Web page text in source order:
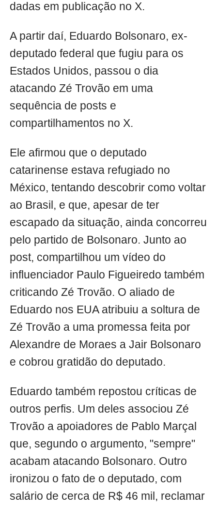
dadas em publicação no X.
A partir daí, Eduardo Bolsonaro, ex-
deputado federal que fugiu para os
Estados Unidos, passou o dia
atacando Zé Trovão em uma
sequência de posts e
compartilhamentos no X.
Ele afirmou que o deputado
catarinense estava refugiado no
México, tentando descobrir como voltar
ao Brasil, e que, apesar de ter
escapado da situação, ainda concorreu
pelo partido de Bolsonaro. Junto ao
post, compartilhou um vídeo do
influenciador Paulo Figueiredo também
criticando Zé Trovão. O aliado de
Eduardo nos EUA atribuiu a soltura de
Zé Trovão a uma promessa feita por
Alexandre de Moraes a Jair Bolsonaro
e cobrou gratidão do deputado.
Eduardo também repostou críticas de
outros perfis. Um deles associou Zé
Trovão a apoiadores de Pablo Marçal
que, segundo o argumento, "sempre"
acabam atacando Bolsonaro. Outro
ironizou o fato de o deputado, com
salário de cerca de R$ 46 mil, reclamar